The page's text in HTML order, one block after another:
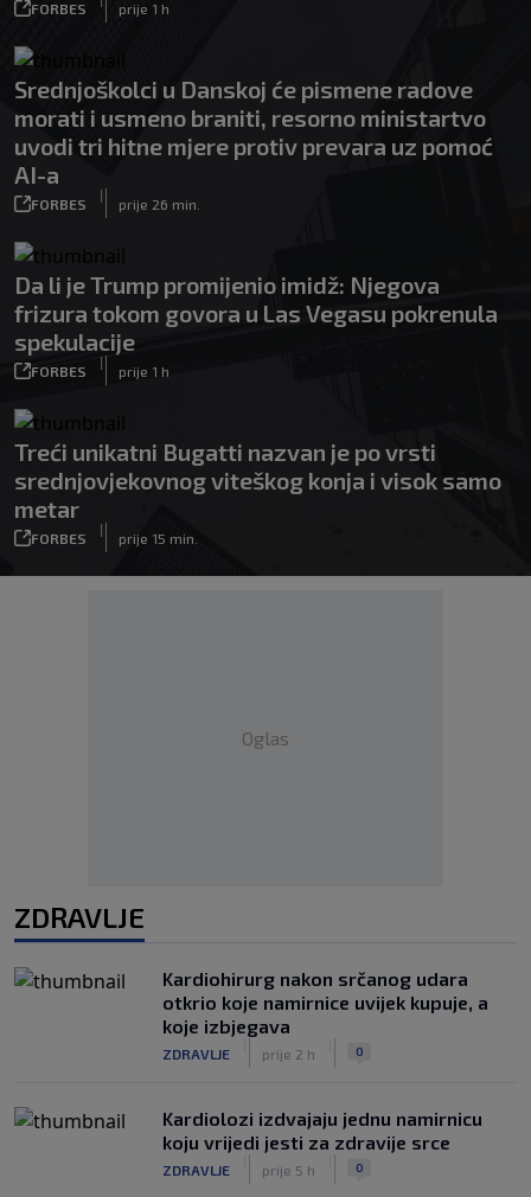
FORBES prije 1 h
Srednjoškolci u Danskoj će pismene radove
morati i usmeno braniti, resorno ministartvo
uvodi tri hitne mjere protiv prevara uz pomoć
AI-a
FORBES
|
prije 26 min.
Da li je Trump promijenio imidž: Njegova
frizura tokom govora u Las Vegasu pokrenula
spekulacije
FORBES
|
prije 1 h
Treći unikatni Bugatti nazvan je po vrsti
srednjovjekovnog viteškog konja i visok samo
metar
FORBES
|
prije 15 min.
Oglas
ZDRAVLJE
Kardiohirurg nakon srčanog udara
otkrio koje namirnice uvijek kupuje, a
koje izbjegava
ZDRAVLJE prije 2 h 0
Kardiolozi izdvajaju jednu namirnicu
koju vrijedi jesti za zdravije srce
ZDRAVLJE prije 5 h 0